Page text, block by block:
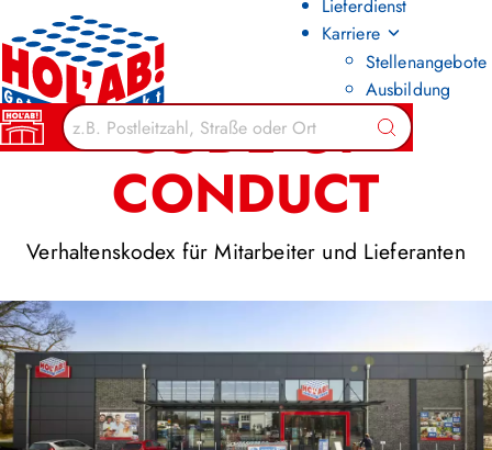
Lieferdienst
Karriere
Stellenangebote
Ausbildung
Suchen
CODE OF
CONDUCT
Verhaltenskodex für Mitarbeiter und Lieferanten